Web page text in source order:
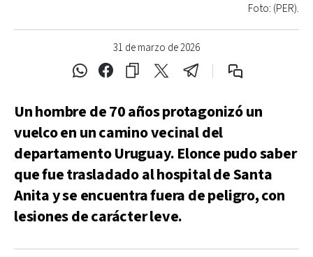
31 de marzo de 2026
Foto: (PER).
Un hombre de 70 años protagonizó un
vuelco en un camino vecinal del
departamento Uruguay. Elonce pudo saber
que fue trasladado al hospital de Santa
Anita y se encuentra fuera de peligro, con
lesiones de carácter leve.